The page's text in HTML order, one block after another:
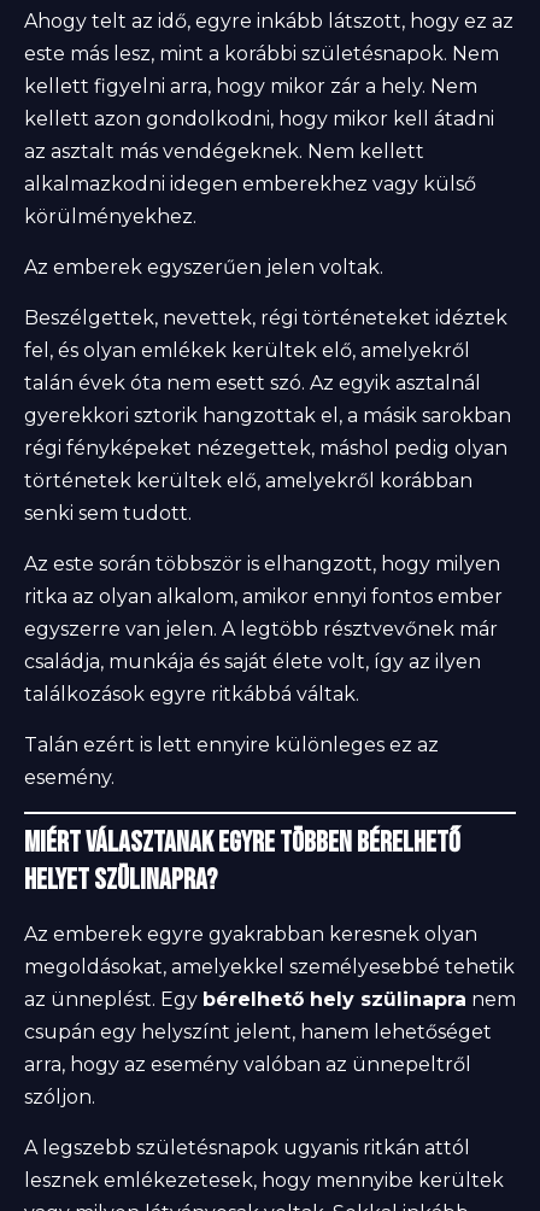
Ahogy telt az idő, egyre inkább látszott, hogy ez az
este más lesz, mint a korábbi születésnapok. Nem
kellett figyelni arra, hogy mikor zár a hely. Nem
kellett azon gondolkodni, hogy mikor kell átadni
az asztalt más vendégeknek. Nem kellett
alkalmazkodni idegen emberekhez vagy külső
körülményekhez.
Az emberek egyszerűen jelen voltak.
Beszélgettek, nevettek, régi történeteket idéztek
fel, és olyan emlékek kerültek elő, amelyekről
talán évek óta nem esett szó. Az egyik asztalnál
gyerekkori sztorik hangzottak el, a másik sarokban
régi fényképeket nézegettek, máshol pedig olyan
történetek kerültek elő, amelyekről korábban
senki sem tudott.
Az este során többször is elhangzott, hogy milyen
ritka az olyan alkalom, amikor ennyi fontos ember
egyszerre van jelen. A legtöbb résztvevőnek már
családja, munkája és saját élete volt, így az ilyen
találkozások egyre ritkábbá váltak.
Talán ezért is lett ennyire különleges ez az
esemény.
Miért választanak egyre többen bérelhető
helyet szülinapra?
Az emberek egyre gyakrabban keresnek olyan
megoldásokat, amelyekkel személyesebbé tehetik
az ünneplést. Egy bérelhető hely szülinapra nem
csupán egy helyszínt jelent, hanem lehetőséget
arra, hogy az esemény valóban az ünnepeltről
szóljon.
A legszebb születésnapok ugyanis ritkán attól
lesznek emlékezetesek, hogy mennyibe kerültek